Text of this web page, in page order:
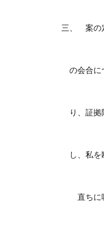
三、 案の
の会合に
り、証拠
し、私を
直ちに嘘